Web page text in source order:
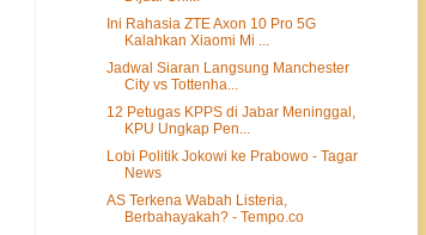
Ini Rahasia ZTE Axon 10 Pro 5G
Kalahkan Xiaomi Mi ...
Jadwal Siaran Langsung Manchester
City vs Tottenha...
12 Petugas KPPS di Jabar Meninggal,
KPU Ungkap Pen...
Lobi Politik Jokowi ke Prabowo - Tagar
News
AS Terkena Wabah Listeria,
Berbahayakah? - Tempo.co